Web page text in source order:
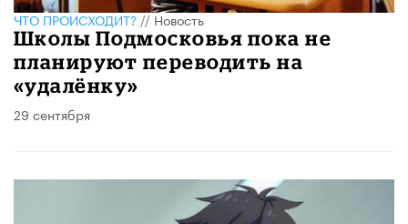
ЧТО ПРОИСХОДИТ?//Новость
Школы Подмосковья пока не
планируют переводить на
«удалёнку»
29 сентября